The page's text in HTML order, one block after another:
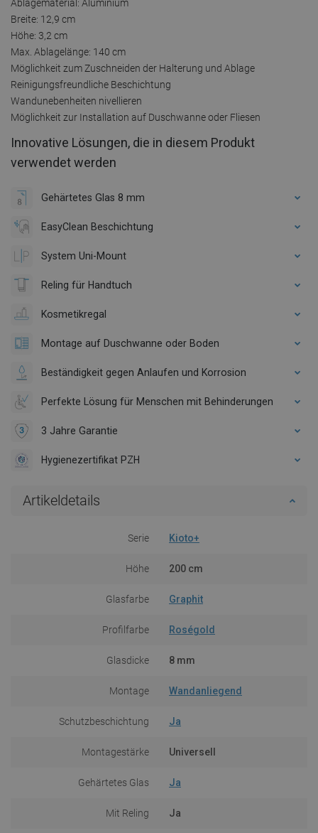
Ablagematerial: Aluminium
Breite: 12,9 cm
Höhe: 3,2 cm
Max. Ablagelänge: 140 cm
Möglichkeit zum Zuschneiden der Halterung und Ablage
Reinigungsfreundliche Beschichtung
Wandunebenheiten nivellieren
Möglichkeit zur Installation auf Duschwanne oder Fliesen
Innovative Lösungen, die in diesem Produkt
verwendet werden
Gehärtetes Glas 8 mm
EasyClean Beschichtung
System Uni-Mount
Reling für Handtuch
Kosmetikregal
Montage auf Duschwanne oder Boden
Beständigkeit gegen Anlaufen und Korrosion
Perfekte Lösung für Menschen mit Behinderungen
3 Jahre Garantie
Hygienezertifikat PZH
Artikeldetails
Serie Kioto+
Höhe 200 cm
Glasfarbe Graphit
Profilfarbe Roségold
Glasdicke 8 mm
Montage Wandanliegend
Schutzbeschichtung Ja
Montagestärke Universell
Gehärtetes Glas Ja
Mit Reling Ja